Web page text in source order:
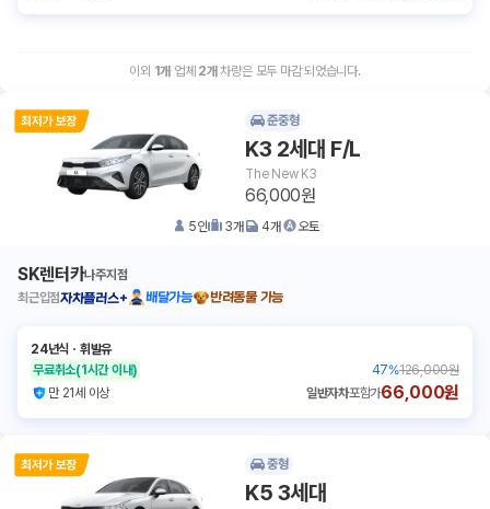
이외 1개 업체 2개 차량은 모두 마감 되었습니다.
준중형
K3 2세대 F/L
The New K3
66,000원
5인 3개 4개 오토
SK렌터카나주지점
최근입점자차플러스+ 배달가능 반려동물 가능
24년식 ㆍ 휘발유
무료취소(1시간 이내) 47%126,000원
만 21세 이상
일반자차포함가66,000원
중형
K5 3세대